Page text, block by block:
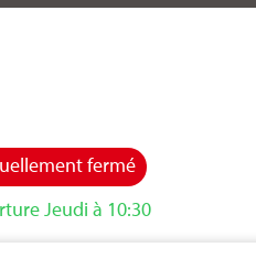
fermé
Jeudi à 10:30